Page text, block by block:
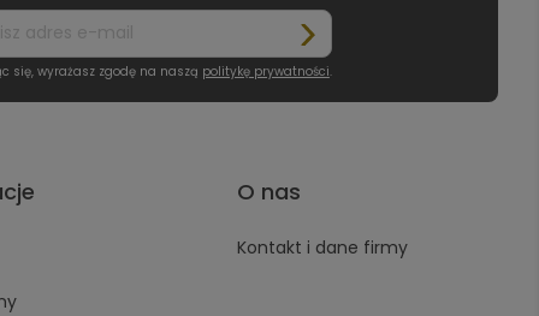
się, wyrażasz zgodę na naszą politykę prywatności.
O nas
Kontakt i dane firmy